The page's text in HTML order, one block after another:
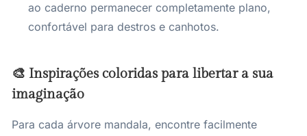
ao caderno permanecer completamente plano,
confortável para destros e canhotos.
🎨 Inspirações coloridas para libertar a sua
imaginação
Para cada árvore mandala, encontre facilmente